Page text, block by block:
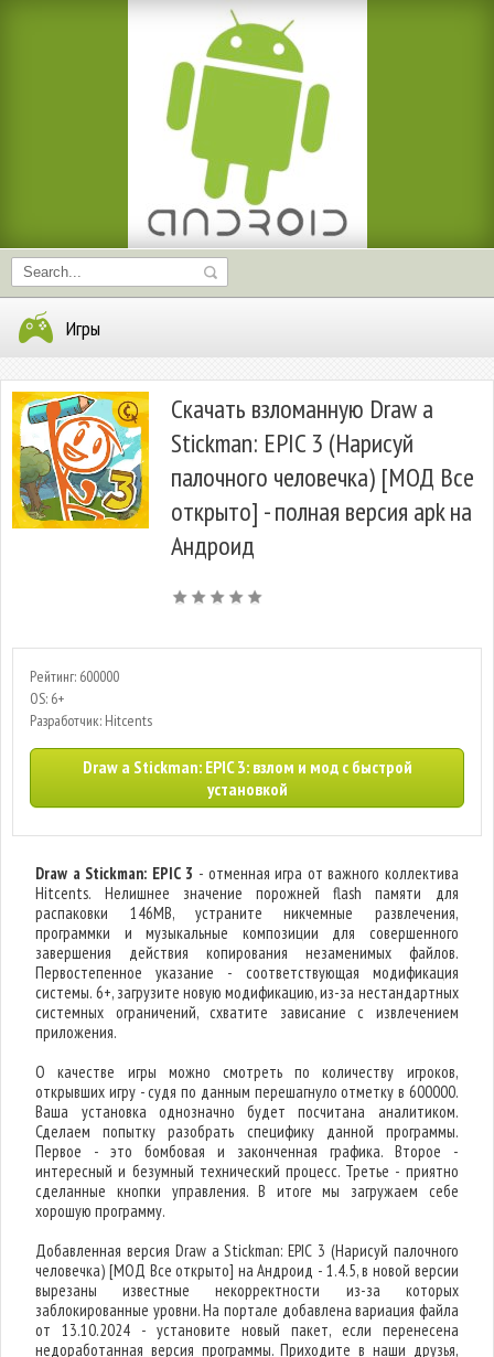
Игры
Скачать взломанную Draw a
Stickman: EPIC 3 (Нарисуй
палочного человечка) [МОД Все
открыто] - полная версия apk на
Андроид
Рейтинг: 600000
OS: 6+
Разработчик: Hitcents
Draw a Stickman: EPIC 3: взлом и мод с быстрой
установкой
Draw a Stickman: EPIC 3 - отменная игра от важного коллектива
Hitcents. Нелишнее значение порожней flash памяти для
распаковки 146MB, устраните никчемные развлечения,
программки и музыкальные композиции для совершенного
завершения действия копирования незаменимых файлов.
Первостепенное указание - соответствующая модификация
системы. 6+, загрузите новую модификацию, из-за нестандартных
системных ограничений, схватите зависание с извлечением
приложения.
О качестве игры можно смотреть по количеству игроков,
открывших игру - судя по данным перешагнуло отметку в 600000.
Ваша установка однозначно будет посчитана аналитиком.
Сделаем попытку разобрать специфику данной программы.
Первое - это бомбовая и законченная графика. Второе -
интересный и безумный технический процесс. Третье - приятно
сделанные кнопки управления. В итоге мы загружаем себе
хорошую программу.
Добавленная версия Draw a Stickman: EPIC 3 (Нарисуй палочного
человечка) [МОД Все открыто] на Андроид - 1.4.5, в новой версии
вырезаны известные некорректности из-за которых
заблокированные уровни. На портале добавлена вариация файла
от 13.10.2024 - установите новый пакет, если перенесена
недоработанная версия программы. Приходите в наши друзья,